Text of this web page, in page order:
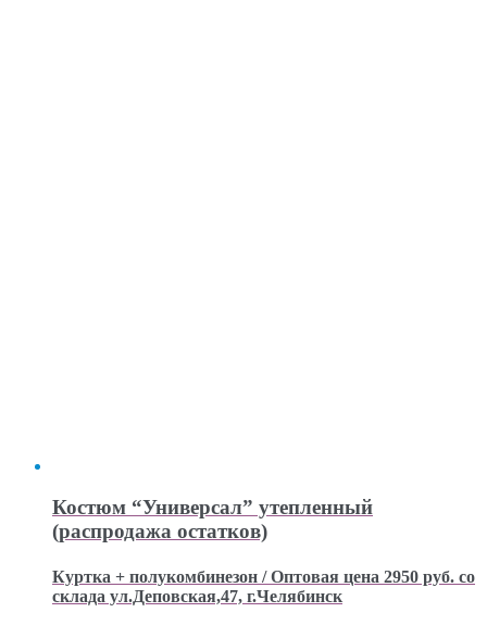
Костюм “Универсал” утепленный
(распродажа остатков)
Куртка + полукомбинезон / Оптовая цена 2950 руб. со
склада ул.Деповская,47, г.Челябинск